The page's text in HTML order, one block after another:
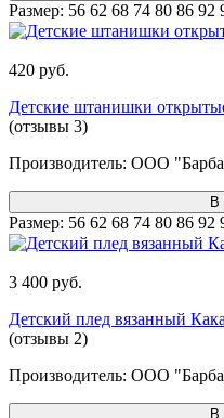
Размер: 56 62 68 74 80 86 92
420 руб.
Детские штанишки
(отзывы 3)
Производитель: ООО
В
Размер: 56 62 68 74 80 86 92
3 400 руб.
Детский плед вязанный
(отзывы 2)
Производитель: ООО
В